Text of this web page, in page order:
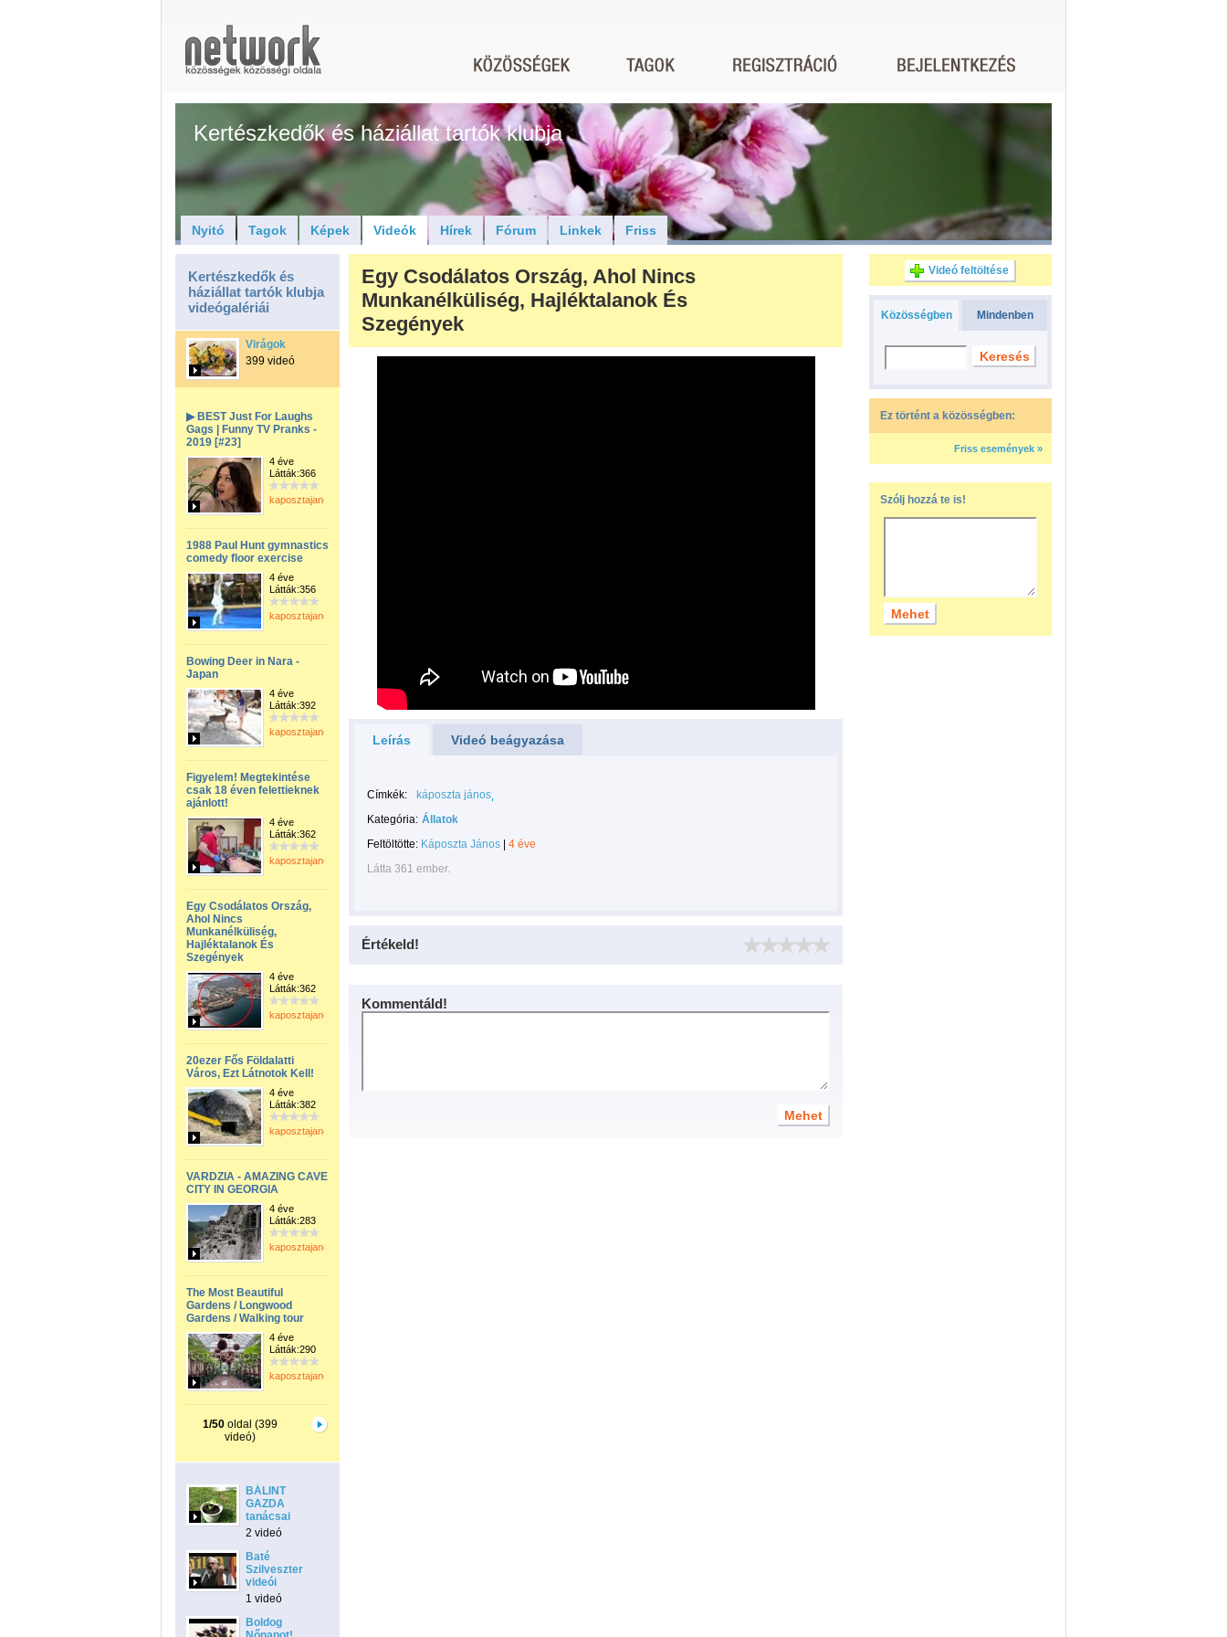
Kertészkedők és háziállat tartók klubja
Nyitó Tagok Képek Videók Hírek Fórum Linkek Friss
Kertészkedők és
háziállat tartók klubja
videógalériái
Virágok
399 videó
▶ BEST Just For Laughs
Gags | Funny TV Pranks -
2019 [#23]
4 éve
Látták:366
kaposztajanos
1988 Paul Hunt gymnastics
comedy floor exercise
4 éve
Látták:356
kaposztajanos
Bowing Deer in Nara -
Japan
4 éve
Látták:392
kaposztajanos
Figyelem! Megtekintése
csak 18 éven felettieknek
ajánlott!
4 éve
Látták:362
kaposztajanos
Egy Csodálatos Ország,
Ahol Nincs
Munkanélküliség,
Hajléktalanok És
Szegények
4 éve
Látták:362
kaposztajanos
20ezer Fős Földalatti
Város, Ezt Látnotok Kell!
4 éve
Látták:382
kaposztajanos
VARDZIA - AMAZING CAVE
CITY IN GEORGIA
4 éve
Látták:283
kaposztajanos
The Most Beautiful
Gardens / Longwood
Gardens / Walking tour
4 éve
Látták:290
kaposztajanos
1/50 oldal (399
videó)
BÁLINT
GAZDA
tanácsai
2 videó
Baté
Szilveszter
videói
1 videó
Boldog
Egy Csodálatos Ország, Ahol Nincs
Munkanélküliség, Hajléktalanok És
Szegények
Leírás Videó beágyazása
Címkék:
káposzta jános
Kategória: Állatok
Feltöltötte: Káposzta János
4 éve
Látta 361 ember.
Értékeld!
Kommentáld!
Videó feltöltése
Közösségben Mindenben
Ez történt a közösségben:
Friss események »
Szólj hozzá te is!